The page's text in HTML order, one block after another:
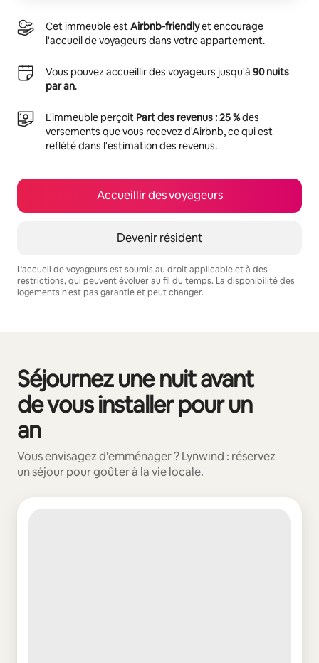
Cet immeuble estAirbnb-friendlyet encourage
l'accueil de voyageurs dans votre appartement.
Vous pouvez accueillir des voyageurs jusqu'à 90 nuits
par an.
L'immeuble perçoit Part des revenus : 25 %des
versements que vous recevez d'Airbnb, ce qui est
reflété dans l'estimation des revenus.
Accueillir des voyageurs
Devenir résident
L'accueil de voyageurs est soumis au droit applicable et à des
restrictions, qui peuvent évoluer au fil du temps. La disponibilité des
logements n'est pas garantie et peut changer.
Séjournez une nuit avant
de vous installer pour un
an
Vous envisagez d'emménager ? Lynwind : réservez
un séjour pour goûter à la vie locale.
0 sur 0 élément visible